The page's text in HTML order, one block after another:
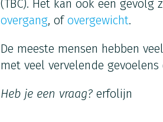
(TBC). Het kan ook een gevolg
overgang, of overgewicht.
De meeste mensen hebben
met veel vervelende
Heb je een vraag? erfolijn